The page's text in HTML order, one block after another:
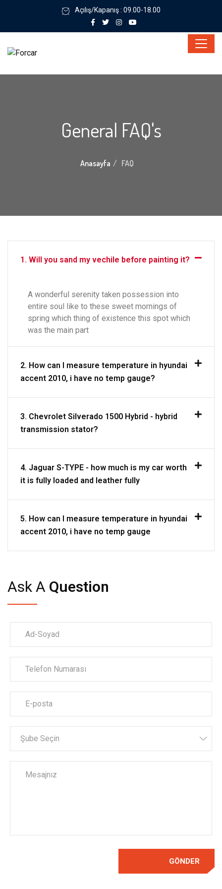
Açılış/Kapanış : 09.00-18.00
General FAQ's
Anasayfa FAQ
1. Will you sand my vechile before painting it?
A wonderful serenity taken possession into
entire soul like to these sweet mornings of
spring which thing of existence this spot which
was the main part
2. How can I measure temperature in hyundai
accent 2010, i have no temp gauge?
3. Chevrolet Silverado 1500 Hybrid - hybrid
transmission stator?
4. Jaguar S-TYPE - how much is my car worth
it is fully loaded and leather fully
5. How can I measure temperature in hyundai
accent 2010, i have no temp gauge
Ask A Question
Şube Seçin